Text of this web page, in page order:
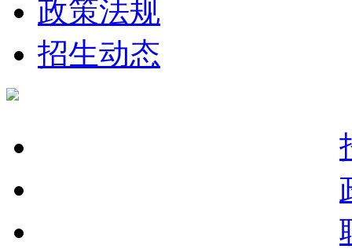
政策法规
招生动态